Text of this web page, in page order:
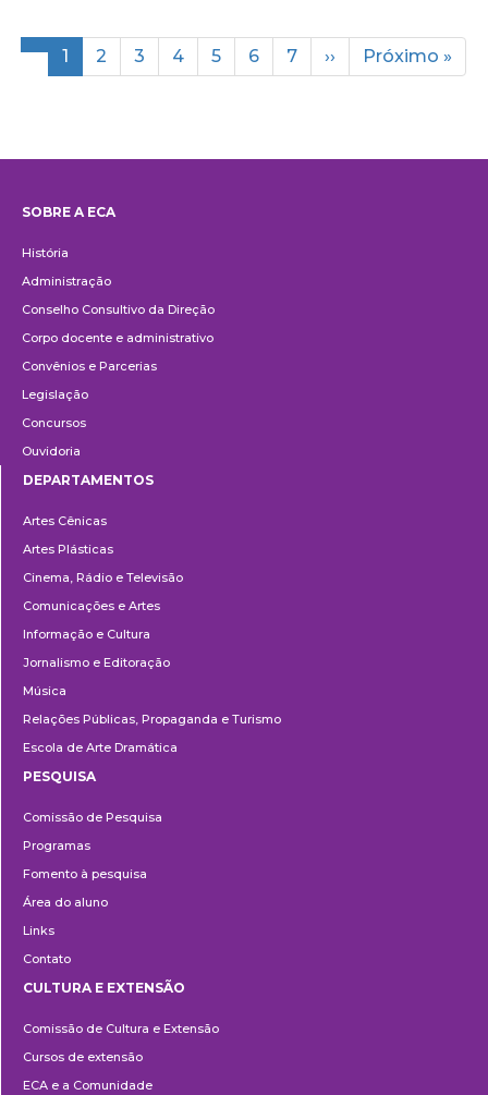
Paginación
Página
actual
1 Página
2 Página
3 Página
4 Página
5 Página
6 Página
7
Siguiente
página
››
Última
página
Próximo »
SOBRE A ECA
História
Administração
Conselho Consultivo da Direção
Corpo docente e administrativo
Convênios e Parcerias
Legislação
Concursos
Ouvidoria
DEPARTAMENTOS
Artes Cênicas
Artes Plásticas
Cinema, Rádio e Televisão
Comunicações e Artes
Informação e Cultura
Jornalismo e Editoração
Música
Relações Públicas, Propaganda e Turismo
Escola de Arte Dramática
PESQUISA
Comissão de Pesquisa
Programas
Fomento à pesquisa
Área do aluno
Links
Contato
e
Extensão
CULTURA E EXTENSÃO
Comissão de Cultura e Extensão
Cursos de extensão
ECA e a Comunidade